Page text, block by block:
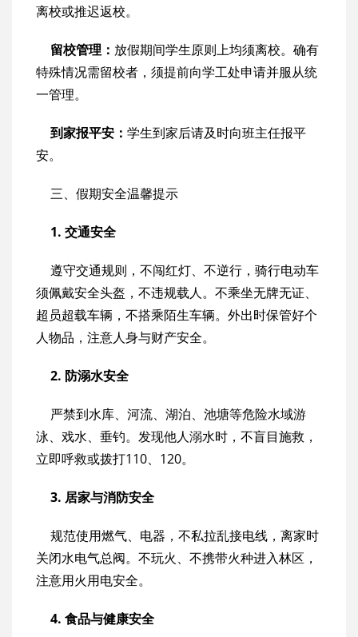
离校或推迟返校。
留校管理： 放假期间学生原则上均须离校。确有
特殊情况需留校者，须提前向学工处申请并服从统
一管理。
到家报平安： 学生到家后请及时向班主任报平
安。
三、假期安全温馨提示
1. 交通安全
遵守交通规则，不闯红灯、不逆行，骑行电动车
须佩戴安全头盔，不违规载人。不乘坐无牌无证、
超员超载车辆，不搭乘陌生车辆。外出时保管好个
人物品，注意人身与财产安全。
2. 防溺水安全
严禁到水库、河流、湖泊、池塘等危险水域游
泳、戏水、垂钓。发现他人溺水时，不盲目施救，
立即呼救或拨打110、120。
3. 居家与消防安全
规范使用燃气、电器，不私拉乱接电线，离家时
关闭水电气总阀。不玩火、不携带火种进入林区，
注意用火用电安全。
4. 食品与健康安全